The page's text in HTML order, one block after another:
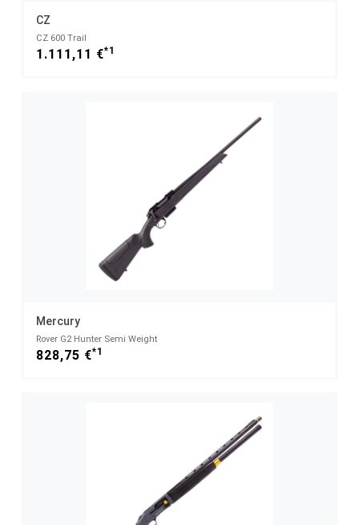
CZ
CZ 600 Trail
1.111,11 €*1
Mercury
Rover G2 Hunter Semi Weight
828,75 €*1